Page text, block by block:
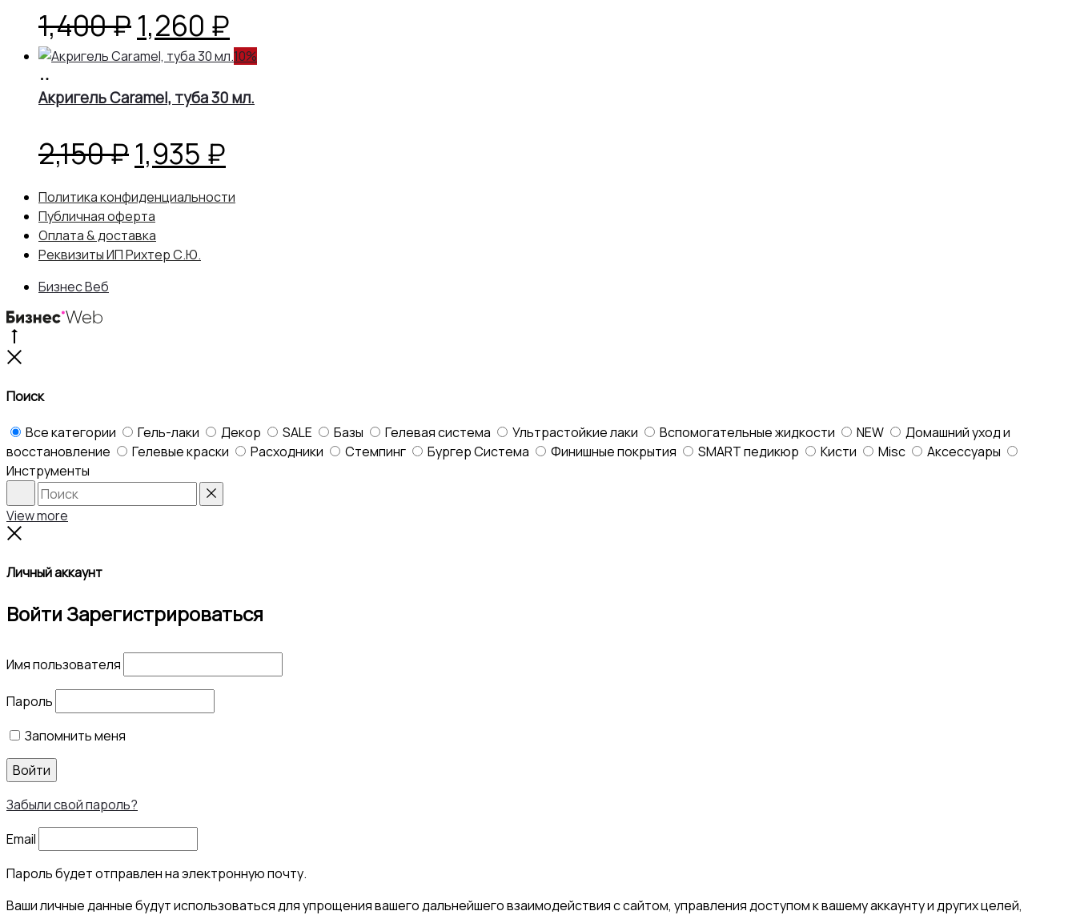
450 ₽.
1,400₽Первоначальная
цена
составляла
1,400 ₽.
1,260 ₽
цена:
1,260 ₽.
10%
корзину
Акригель Caramel, туба 30 мл.
2,150₽Первоначальная
цена
составляла
1,935 ₽
цена:
Политика конфиденциальности
Публичная оферта
Оплата & доставка
Реквизиты ИП Рихтер С.Ю.
Бизнес Веб
Поиск
Все категории Гель-лаки Декор SALE Базы Гелевая система Ультрастойкие лаки Вспомогательные жидкости NEW
Домашний уход и
восстановление
Гелевые краски Расходники Стемпинг Бургер Система Финишные покрытия SMART педикюр Кисти Misc
Аксессуары
Инструменты
Search
View more
Личный аккаунт
ВойтиЗарегистрироваться
Имя пользователя
Пароль
Запомнить меня
Войти
Забыли свой пароль?
Email
Пароль будет отправлен на электронную почту.
Ваши личные данные будут использоваться для упрощения вашего дальнейшего взаимодействия с сайтом, управления доступом к вашему аккаунту и других целей,